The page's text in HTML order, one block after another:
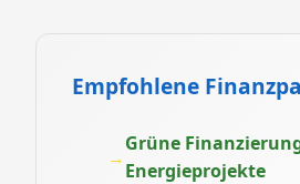
Empfohlene
Grüne
Energieprojekte